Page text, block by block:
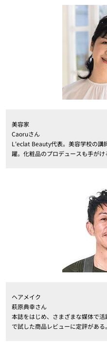
美容家
Caoruさん
L'eclat Beauty代表。美容学校の講
躍。化粧品のプロデュースも手がけ
ヘアメイク
萩原典幸さん
本誌をはじめ、さまざまな媒体で
で試した商品レビューに定評がある。